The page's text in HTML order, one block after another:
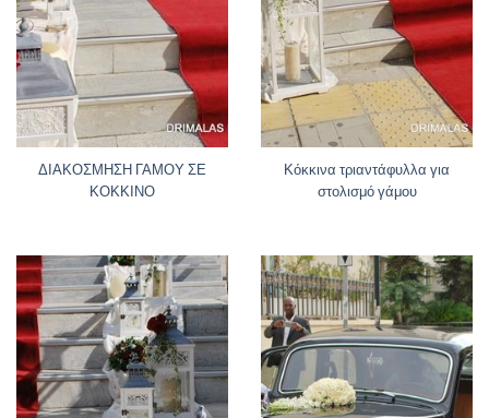
ΔΙΑΚΟΣΜΗΣΗ ΓΑΜΟΥ ΣΕ
ΚΟΚΚΙΝΟ
Κόκκινα τριαντάφυλλα για
στολισμό γάμου